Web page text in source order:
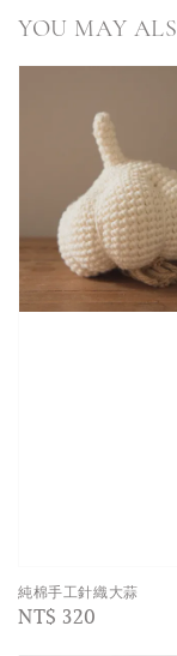
YOU MAY
純棉手工針織大蒜
Regular
NT$ 320